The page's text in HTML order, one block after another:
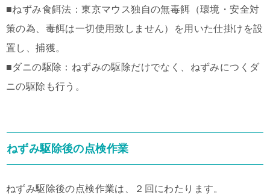
■ねずみ食餌法：東京マウス独自の無毒餌（環境・安全対
策の為、毒餌は一切使用致しません）を用いた仕掛けを設
置し、捕獲。
■ダニの駆除：ねずみの駆除だけでなく、ねずみにつくダ
ニの駆除も行う。
ねずみ駆除後の点検作業
ねずみ駆除後の点検作業は、２回にわたります。